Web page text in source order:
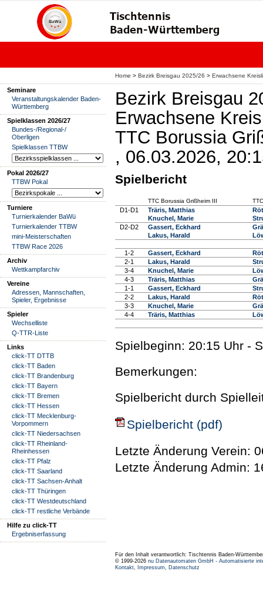
Home > Bezirk Breisgau 2025/26 > Erwachsene
Seminare
Veranstaltungskalender Baden-
Württemberg
Spielklassen 2026/27
Bundes-/Regional-/
Oberligen
Spielklassen TTBW
Pokal 2026/27
TTBW Pokal
Turniere
Turnierkalender BaWü
Turnierkalender TTBW
mini-Meisterschaften
TTBW Race 2026
Archiv
Wettkampfarchiv
Vereine
Adressen, Mannschaften,
Spieler, Ergebnisse
Spieler
Wechselliste
Q-TTR-Liste
Links
click-TT DTTB
click-TT Baden
click-TT Brandenburg
click-TT Bayern
click-TT Bremen
click-TT Hessen
click-TT Mecklenburg-
Vorpommern
click-TT Niedersachsen
click-TT Rheinland-
Rheinhessen
click-TT Pfalz
click-TT Saarland
click-TT Sachsen-Anhalt
click-TT Thüringen
click-TT Westdeutschland
click-TT restliche Verbände
Hilfe zu click-TT
Ergebniserfassung
Bezirk Breisgau
Erwachsene
TTC Borussia
, 06.03.2026,
Spielbericht
TTC Borussia Grißheim III
D1-D1
Träris, Matthias
Knuchel, Marie
D2-D2
Gassert, Eckhard
Lakus, Harald
1-2 Gassert, Eckhard
2-1
Lakus, Harald
3-4
Knuchel, Marie
4-3
Träris, Matthias
1-1
Gassert, Eckhard
2-2
Lakus, Harald
3-3
Knuchel, Marie
4-4
Träris, Matthias
Spielbeginn: 20:15 Uhr -
Bemerkungen:
Spielbericht durch
Spielbericht (pdf)
Letzte Änderung Verein:
Letzte Änderung Admin:
Für den Inhalt verantwortlich: Tischtennis Baden-
© 1999-2026 nu Datenautomaten GmbH - Automatisierte
Kontakt, Impressum, Datenschutz